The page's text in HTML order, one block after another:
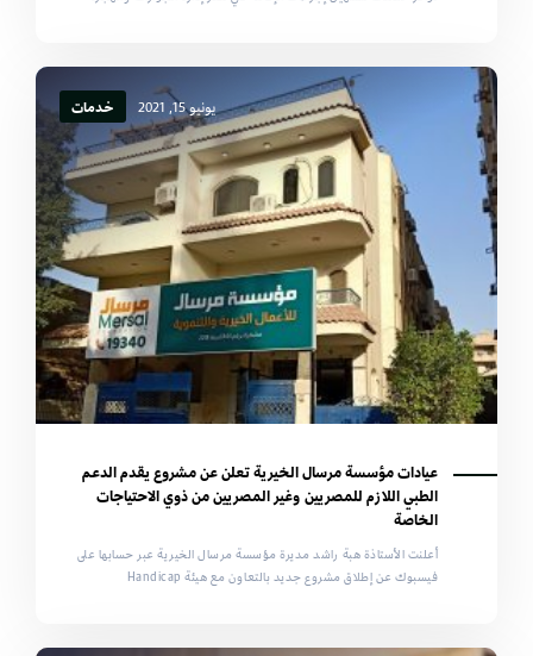
يونيو 15, 2021 خدمات
عيادات مؤسسة مرسال الخيرية تعلن عن مشروع يقدم الدعم
الطبي اللازم للمصريين وغير المصريين من ذوي الاحتياجات
الخاصة
أعلنت الأستاذة هبة راشد مديرة مؤسسة مرسال الخيرية عبر حسابها على
فيسبوك عن إطلاق مشروع جديد بالتعاون مع هيئة Handicap